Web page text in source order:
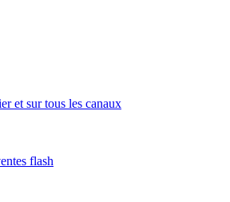
et sur tous les canaux
flash